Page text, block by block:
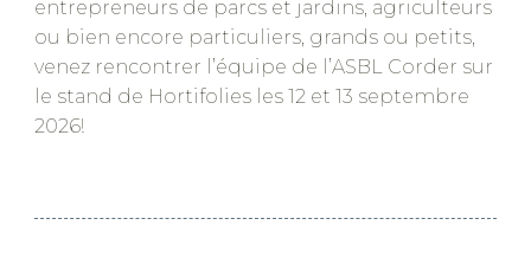
entrepreneurs de parcs et jardins, agriculteurs
ou bien encore particuliers, grands ou petits,
venez rencontrer l’équipe de l’ASBL Corder sur
le stand de Hortifolies les 12 et 13 septembre
2026!